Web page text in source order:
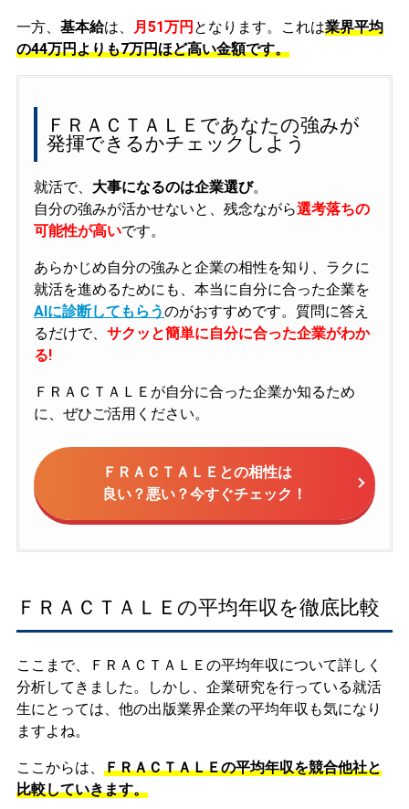
一方、 基本給は、 月51万円 となります。これは業界平均
の44万円よりも7万円ほど高い金額です。
ＦＲＡＣＴＡＬＥであなたの強みが
発揮できるかチェックしよう
就活で、 大事になるのは企業選び。
自分の強みが活かせないと、残念ながら選考落ちの
可能性が高いです。
あらかじめ自分の強みと企業の相性を知り、ラクに
就活を進めるためにも、本当に自分に合った企業を
AIに診断してもらうのがおすすめです。質問に答え
るだけで、 サクッと簡単に自分に合った企業がわか
る!
ＦＲＡＣＴＡＬＥが自分に合った企業か知るため
に、ぜひご活用ください。
ＦＲＡＣＴＡＬＥとの相性は
良い？悪い？今すぐチェック！
ＦＲＡＣＴＡＬＥの平均年収を徹底比較
ここまで、ＦＲＡＣＴＡＬＥの平均年収について詳しく
分析してきました。しかし、企業研究を行っている就活
生にとっては、他の出版業界企業の平均年収も気になり
ますよね。
ここからは、 ＦＲＡＣＴＡＬＥの平均年収を競合他社と
比較していきます。